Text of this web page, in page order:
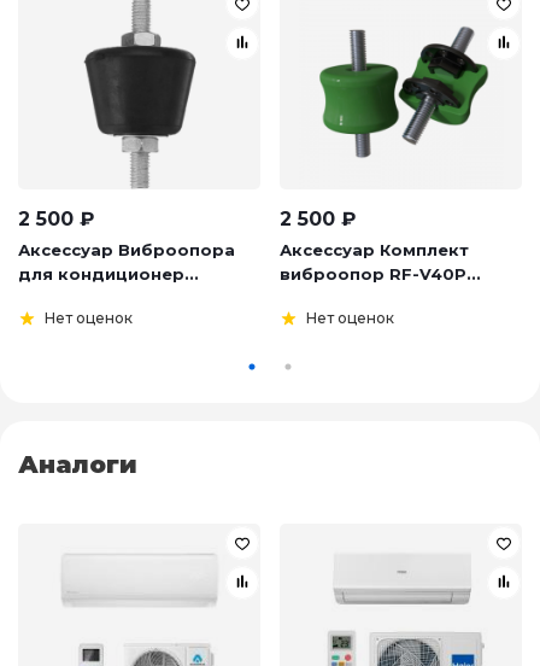
2 500 ₽
Аксессуар Виброопора
для кондиционер...
Нет оценок
2 500 ₽
Аксессуар Комплект
виброопор RF-V40P...
Нет оценок
Аналоги